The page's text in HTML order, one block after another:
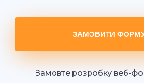
ЗАМОВИТИ
Замовте розробку веб-